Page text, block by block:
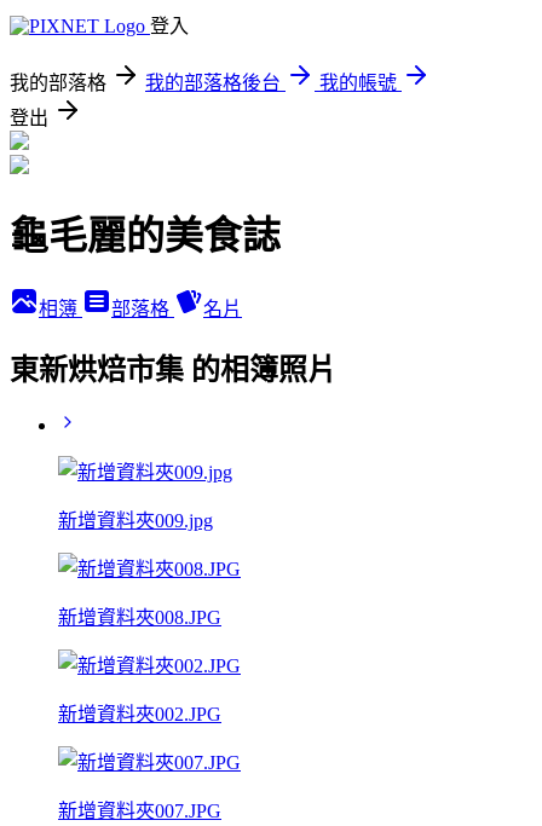
登入
我的部落格 我的部落格後台
我的帳號
登出
龜毛麗的美食誌
相簿 部落格 名片
東新烘焙市集 的相簿照片
新增資料夾009.jpg
新增資料夾008.JPG
新增資料夾002.JPG
新增資料夾007.JPG